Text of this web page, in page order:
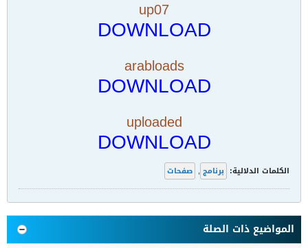
up07
DOWNLOAD
arabloads
DOWNLOAD
uploaded
DOWNLOAD
الكلمات الدلالية: برنامج , صفحات
المواضيع ذات الصلة